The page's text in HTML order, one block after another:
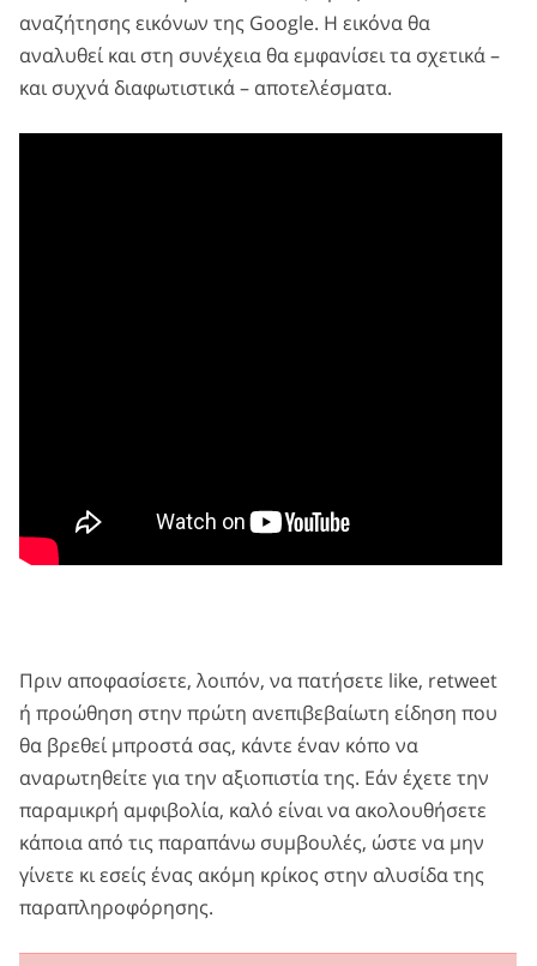
αναζήτησης εικόνων της Google. Η εικόνα θα
αναλυθεί και στη συνέχεια θα εμφανίσει τα σχετικά –
και συχνά διαφωτιστικά – αποτελέσματα.
Πριν αποφασίσετε, λοιπόν, να πατήσετε like, retweet
ή προώθηση στην πρώτη ανεπιβεβαίωτη είδηση που
θα βρεθεί μπροστά σας, κάντε έναν κόπο να
αναρωτηθείτε για την αξιοπιστία της. Εάν έχετε την
παραμικρή αμφιβολία, καλό είναι να ακολουθήσετε
κάποια από τις παραπάνω συμβουλές, ώστε να μην
γίνετε κι εσείς ένας ακόμη κρίκος στην αλυσίδα της
παραπληροφόρησης.